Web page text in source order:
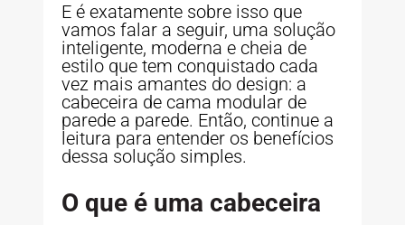
E é exatamente sobre isso que
vamos falar a seguir, uma solução
inteligente, moderna e cheia de
estilo que tem conquistado cada
vez mais amantes do design: a
cabeceira de cama modular de
parede a parede. Então, continue a
leitura para entender os benefícios
dessa solução simples.
O que é uma cabeceira